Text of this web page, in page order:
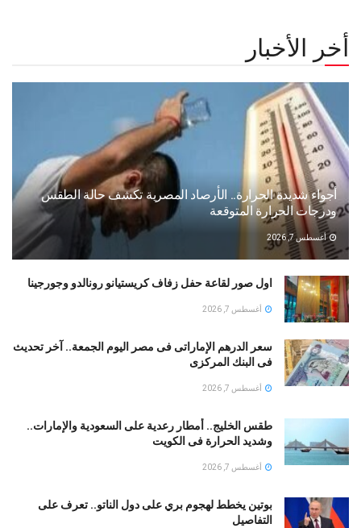
أخر الأخبار
أجواء شديدة الحرارة.. الأرصاد المصرية تكشف حالة الطقس
ودرجات الحرارة المتوقعة
أغسطس 7, 2026
اول صور لقاعة حفل زفاف كريستيانو رونالدو وجورجينا
أغسطس 7, 2026
سعر الدرهم الإماراتى فى مصر اليوم الجمعة.. آخر تحديث
فى البنك المركزى
أغسطس 7, 2026
طقس الخليج.. أمطار رعدية على السعودية والإمارات..
وشديد الحرارة فى الكويت
أغسطس 7, 2026
بوتين يخطط لهجوم بري على دول الناتو.. تعرف على
التفاصيل